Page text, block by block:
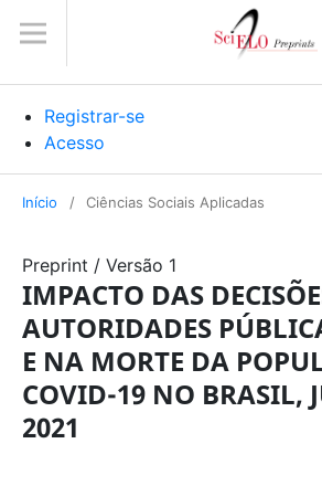
Registrar-se
Acesso
Início / Ciências Sociais Aplicadas
Preprint / Versão 1
IMPACTO DAS
AUTORIDADES
E NA MORTE DA
COVID-19 NO BRASIL,
2021